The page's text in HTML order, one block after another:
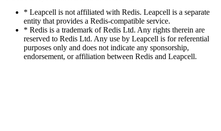
* Leapcell is not affiliated with Redis. Leapcell is a separate
entity that provides a Redis-compatible service.
* Redis is a trademark of Redis Ltd. Any rights therein are
reserved to Redis Ltd. Any use by Leapcell is for referential
purposes only and does not indicate any sponsorship,
endorsement, or affiliation between Redis and Leapcell.